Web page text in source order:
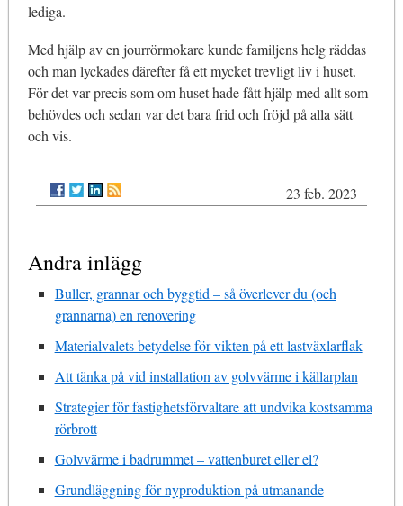
lediga.
Med hjälp av en jourrörmokare kunde familjens helg räddas
och man lyckades därefter få ett mycket trevligt liv i huset.
För det var precis som om huset hade fått hjälp med allt som
behövdes och sedan var det bara frid och fröjd på alla sätt
och vis.
23 feb. 2023
Andra inlägg
Buller, grannar och byggtid – så överlever du (och
grannarna) en renovering
Materialvalets betydelse för vikten på ett lastväxlarflak
Att tänka på vid installation av golvvärme i källarplan
Strategier för fastighetsförvaltare att undvika kostsamma
rörbrott
Golvvärme i badrummet – vattenburet eller el?
Grundläggning för nyproduktion på utmanande